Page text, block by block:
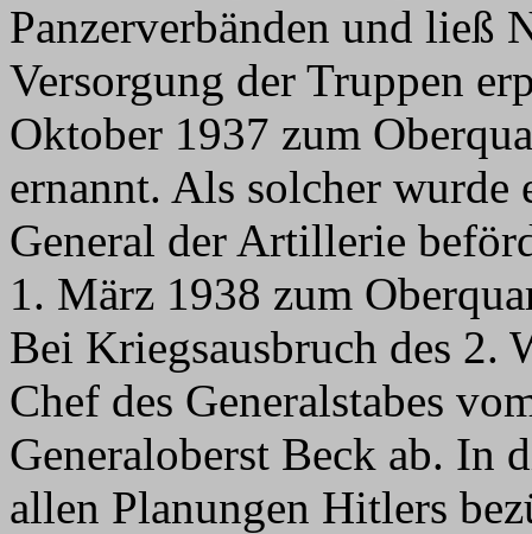
Panzerverbänden und ließ
Versorgung der Truppen
Oktober 1937 zum
ernannt. Als solcher wurde
General der Artillerie
1. März 1938 zum
Bei Kriegsausbruch des 2.
Chef des Generalstabes
Generaloberst Beck ab. In
allen Planungen Hitlers